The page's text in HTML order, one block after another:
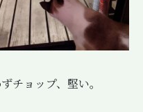
チョップ、堅い。